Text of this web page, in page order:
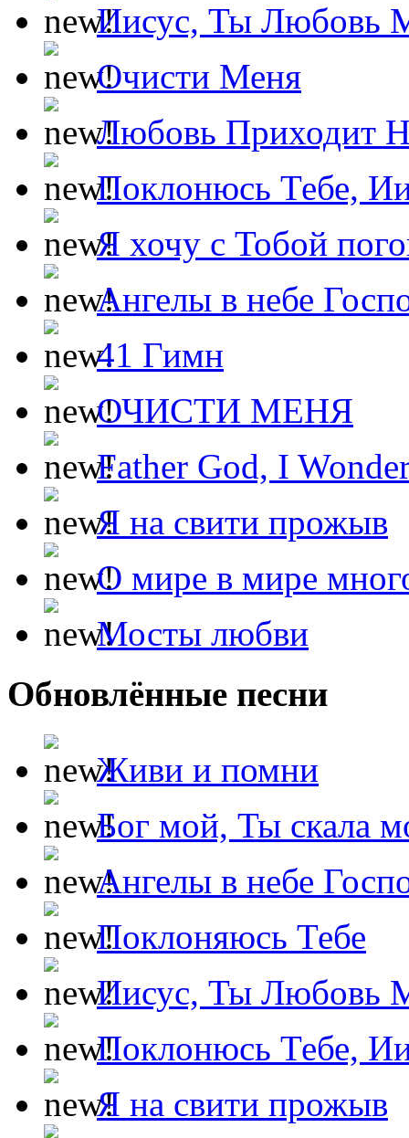
Иисус, Ты Любовь
Очисти Меня
Любовь Приходит
Поклонюсь Тебе,
Я хочу с Тобой
Ангелы в небе
41 Гимн
ОЧИСТИ МЕНЯ
Father God, I
Я на свити прожыв
О мире в мире
Мосты любви
Обновлённые песни
Живи и помни
Бог мой, Ты скала
Ангелы в небе
Поклоняюсь Тебе
Иисус, Ты Любовь
Поклонюсь Тебе,
Я на свити прожыв